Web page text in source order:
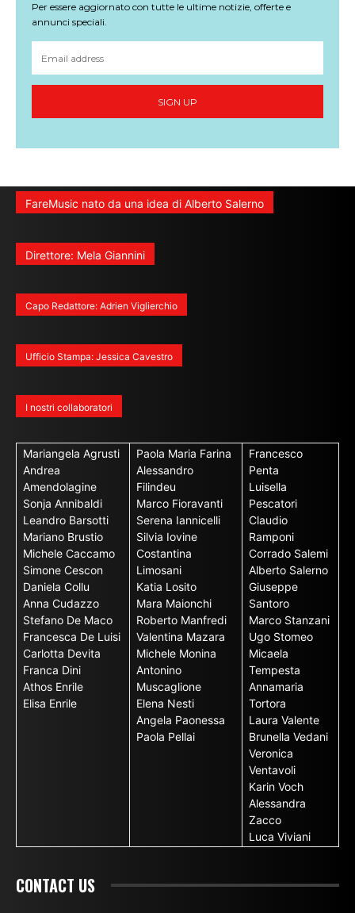
Per essere aggiornato con tutte le ultime notizie, offerte e
annunci speciali.
SIGN UP
FareMusic nato da una idea di Alberto Salerno
Direttore: Mela Giannini
Capo Redattore: Adrien Viglierchio
Ufficio Stampa: Jessica Cavestro
I nostri collaboratori
Mariangela Agrusti
Andrea
Amendolagine
Sonja Annibaldi
Leandro Barsotti
Mariano Brustio
Michele Caccamo
Simone Cescon
Daniela Collu
Anna Cudazzo
Stefano De Maco
Francesca De Luisi
Carlotta Devita
Franca Dini
Athos Enrile
Elisa Enrile
Paola Maria Farina
Alessandro
Filindeu
Marco Fioravanti
Serena Iannicelli
Silvia Iovine
Costantina
Limosani
Katia Losito
Mara Maionchi
Roberto Manfredi
Valentina Mazara
Michele Monina
Antonino
Muscaglione
Elena Nesti
Angela Paonessa
Paola Pellai
Francesco
Penta
Luisella
Pescatori
Claudio
Ramponi
Corrado Salemi
Alberto Salerno
Giuseppe
Santoro
Marco Stanzani
Ugo Stomeo
Micaela
Tempesta
Annamaria
Tortora
Laura Valente
Brunella Vedani
Veronica
Ventavoli
Karin Voch
Alessandra
Zacco
Luca Viviani
CONTACT US